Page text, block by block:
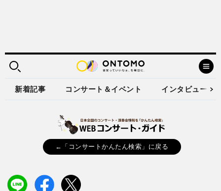
新着記事 コンサート＆イベント インタビュー
←「コンサートかんたん検索」に戻る